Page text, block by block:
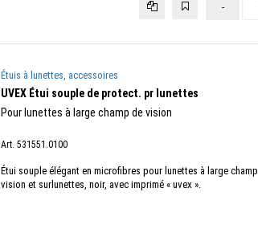
-
Étuis à lunettes, accessoires
UVEX Étui souple de protect. pr lunettes
Pour lunettes à large champ de vision
Art. 531551.0100
Étui souple élégant en microfibres pour lunettes à large
vision et surlunettes, noir, avec imprimé « uvex ».